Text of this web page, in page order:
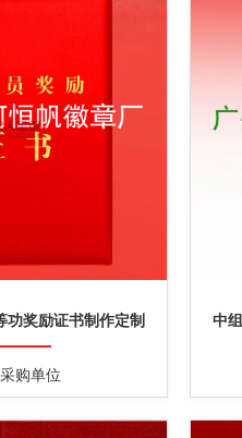
功奖励证书制作定制
购单位
中